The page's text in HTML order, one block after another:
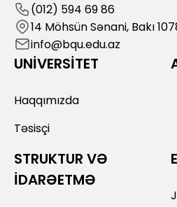
(012) 594 69 86
14 Möhsün Sənani, Bakı
info@bqu.edu.az
UNİVERSİTET
Haqqımızda
Təsisçi
STRUKTUR VƏ
İDARƏETMƏ